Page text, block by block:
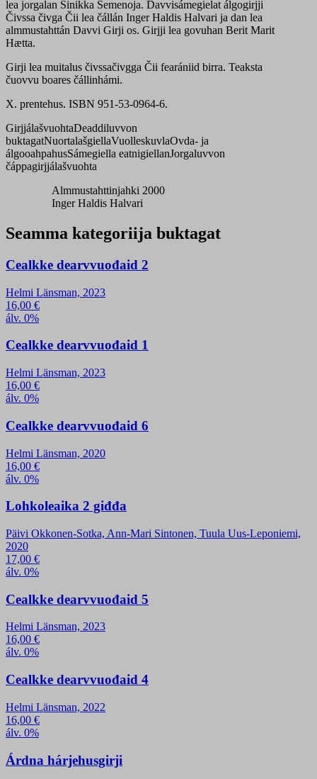
lea jorgalan Sinikka Semenoja. Davvisámegielat álgogirjji
Čivssa čivga Čii lea čállán Inger Haldis Halvari ja dan lea
almmustahttán Davvi Girji os. Girjji lea govuhan Berit Marit
Hætta.
Girji lea muitalus čivssačivgga Čii fearániid birra. Teaksta
čuovvu boares čállinhámi.
X. prentehus. ISBN 951-53-0964-6.
GirjjálašvuohtaDeaddiluvvon
buktagatNuortalašgiellaVuolleskuvlaOvda- ja
álgooahpahusSámegiella eatnigiellanJorgaluvvon
čáppagirjjálašvuohta
Almmustahttinjahki 2000
Inger Haldis Halvari
Seamma kategoriija buktagat
Cealkke dearvvuođaid 2
Helmi Länsman, 2023
16,00 €
álv. 0%
Cealkke dearvvuođaid 1
Helmi Länsman, 2023
16,00 €
álv. 0%
Cealkke dearvvuođaid 6
Helmi Länsman, 2020
16,00 €
álv. 0%
Lohkoleaika 2 giđđa
Päivi Okkonen-Sotka, Ann-Mari Sintonen, Tuula Uus-Leponiemi,
2020
17,00 €
álv. 0%
Cealkke dearvvuođaid 5
Helmi Länsman, 2023
16,00 €
álv. 0%
Cealkke dearvvuođaid 4
Helmi Länsman, 2022
16,00 €
álv. 0%
Árdna hárjehusgirji